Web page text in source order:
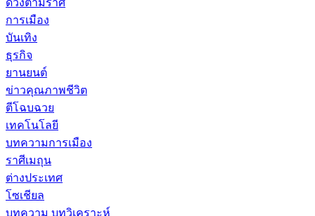
การเมือง
บันเทิง
ธุรกิจ
ยานยนต์
ข่าวคุณภาพชีวิต
ตีโฉบฉวย
เทคโนโลยี
บทความการเมือง
ราศีเมถุน
ต่างประเทศ
โซเชียล
บทความ บทวิเคราะห์